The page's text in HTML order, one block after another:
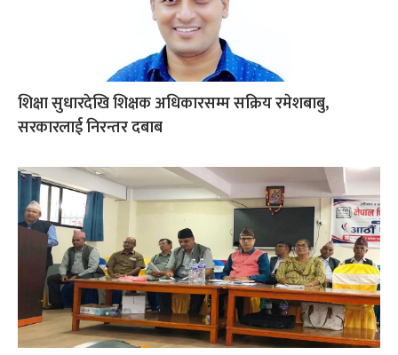
शिक्षा सुधारदेखि शिक्षक अधिकारसम्म सक्रिय रमेशबाबु,
सरकारलाई निरन्तर दबाब